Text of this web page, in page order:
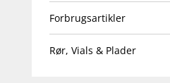
Forbrugsartikler
Rør, Vials & Plader